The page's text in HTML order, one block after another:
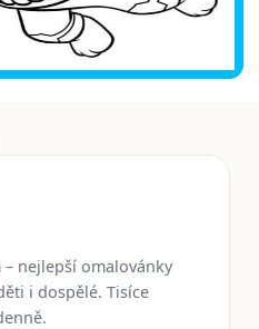
– nejlepší omalovánky
i dospělé. Tisíce